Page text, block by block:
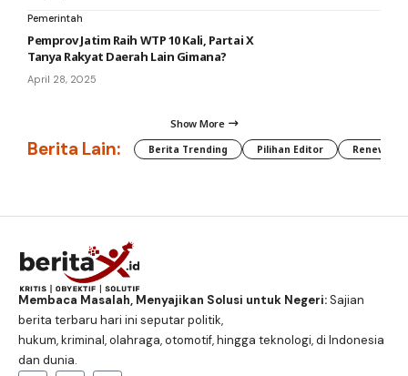
Pemerintah
Pemprov Jatim Raih WTP 10 Kali, Partai X
Tanya Rakyat Daerah Lain Gimana?
April 28, 2025
Show More
Berita Lain: Berita Trending Pilihan Editor
Membaca Masalah, Menyajikan Solusi untuk Negeri:Sajian
berita terbaru hari ini seputar politik,
hukum, kriminal, olahraga, otomotif, hingga teknologi, di Indonesia
dan dunia.